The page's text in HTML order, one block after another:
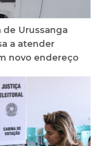
de Urussanga
a atender
novo endereço